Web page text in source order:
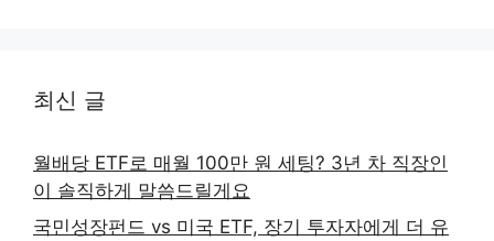
최신 글
월배당 ETF로 매월 100만 원 세팅? 3년 차 직장인
이 솔직하게 말씀드릴게요
국민성장펀드 vs 미국 ETF, 장기 투자자에게 더 유